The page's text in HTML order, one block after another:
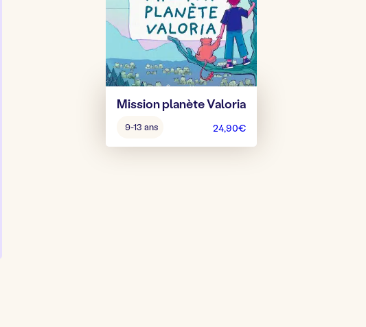
Mission planète Valoria
pour
jouer
9-13 ans 24,90€